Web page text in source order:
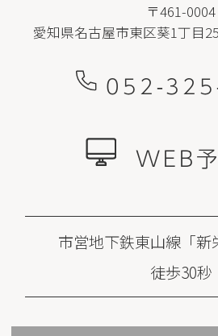
〒461-0004
愛知県名古屋市東区葵1丁目
052-
WEB
市営地下鉄東山線「新
徒歩30秒